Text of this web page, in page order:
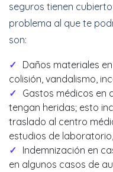
seguros tienen
problema al que te
son:
Daños materiales
colisión, vandalismo,
Gastos médicos en
tengan heridas; esto
traslado al centro
estudios de
Indemnización en
en algunos casos de